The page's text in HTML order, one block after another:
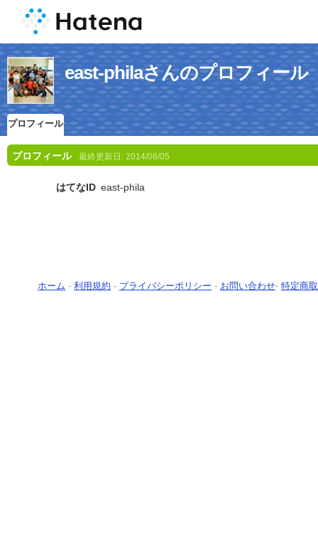
east-philaさんのプロフィール
プロフィール
プロフィール 最終更新日: 2014/08/05
はてなID east-phila
ホーム - 利用規約 - プライバシーポリシー - お問い合わせ- 特定商